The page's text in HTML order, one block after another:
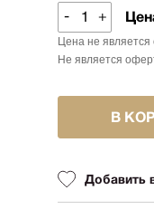
- +
Цена не
Не является
В
Добавить